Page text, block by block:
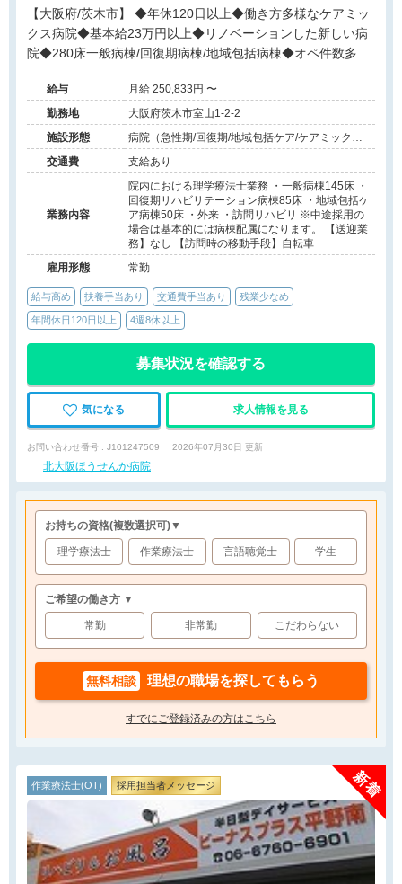
【大阪府/茨木市】 ◆年休120日以上◆働き方多様なケアミッ
クス病院◆基本給23万円以上◆リノベーションした新しい病
院◆280床一般病棟/回復期病棟/地域包括病棟◆オペ件数多数
制充実＠茨木市
給与
月給 250,833円 〜
勤務地
大阪府茨木市室山1-2-2
施設形態
病院（急性期/回復期/地域包括ケア/ケアミックス/
外来）
交通費 支給あり
業務内容
院内における理学療法士業務 ・一般病棟145床 ・
回復期リハビリテーション病棟85床 ・地域包括ケ
ア病棟50床 ・外来 ・訪問リハビリ ※中途採用の
場合は基本的には病棟配属になります。 【送迎業
務】なし 【訪問時の移動手段】自転車
雇用形態
常勤
給与高め 扶養手当あり 交通費手当あり 残業少なめ
年間休日120日以上 4週8休以上
募集状況を確認する
気になる 求人情報を見る
お問い合わせ番号 : J101247509 2026年07月30日 更新
北大阪ほうせんか病院
お持ちの資格(複数選択可)▼
理学療法士 作業療法士 言語聴覚士 学生
ご希望の働き方 ▼
常勤 非常勤 こだわらない
無料相談 理想の職場を探してもらう
すでにご登録済みの方はこちら
作業療法士(OT) 採用担当者メッセージ